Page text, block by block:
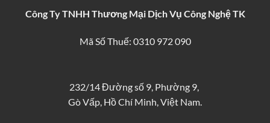
Công Ty TNHH Thương Mại Dịch Vụ Công Nghệ TK
Mã Số Thuế: 0310 972 090
232/14 Đường số 9, Phường 9,
Gò Vấp, Hồ Chí Minh, Việt Nam.